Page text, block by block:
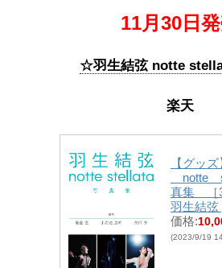
11月30日
☆羽生結弦 notte
楽天
【グッ
notte
真集 ［
羽生結弦
価格:
(2023/9/19